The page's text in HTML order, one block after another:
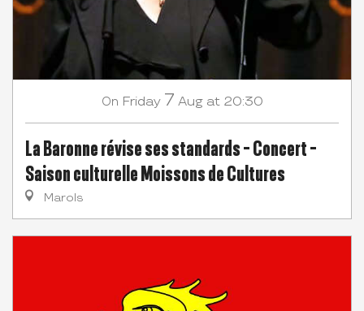
On Friday 7 Aug at 20:30
La Baronne révise ses standards - Concert -
Saison culturelle Moissons de Cultures
Marols